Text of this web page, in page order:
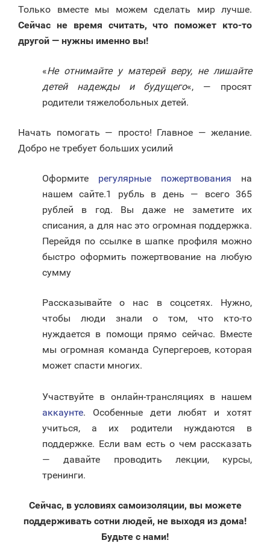
Только вместе мы можем сделать мир лучше.
Сейчас не время считать, что поможет кто-то
другой — нужны именно вы!
«Не отнимайте у матерей веру, не лишайте
детей надежды и будущего«, — просят
родители тяжелобольных детей.
Начать помогать — просто! Главное — желание.
Добро не требует больших усилий
Оформите регулярные пожертвования на
нашем сайте.1 рубль в день — всего 365
рублей в год. Вы даже не заметите их
списания, а для нас это огромная поддержка.
Перейдя по ссылке в шапке профиля можно
быстро оформить пожертвование на любую
сумму
Рассказывайте о нас в соцсетях. Нужно,
чтобы люди знали о том, что кто-то
нуждается в помощи прямо сейчас. Вместе
мы огромная команда Супергероев, которая
может спасти многих.
Участвуйте в онлайн-трансляциях в нашем
аккаунте. Особенные дети любят и хотят
учиться, а их родители нуждаются в
поддержке. Если вам есть о чем рассказать
— давайте проводить лекции, курсы,
тренинги.
Сейчас, в условиях самоизоляции, вы можете
поддерживать сотни людей, не выходя из дома!
Будьте с нами!